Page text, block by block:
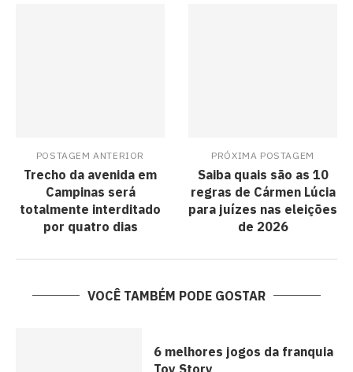
POSTAGEM ANTERIOR
Trecho da avenida em
Campinas será
totalmente interditado
por quatro dias
PRÓXIMA POSTAGEM
Saiba quais são as 10
regras de Cármen Lúcia
para juízes nas eleições
de 2026
VOCÊ TAMBÉM PODE GOSTAR
6 melhores jogos da franquia
Toy Story